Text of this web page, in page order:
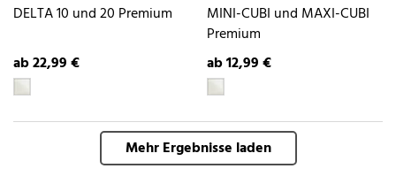
DELTA 10 und 20 Premium
ab 22,99 €
MINI-CUBI und MAXI-CUBI
Premium
ab 12,99 €
Mehr Ergebnisse laden